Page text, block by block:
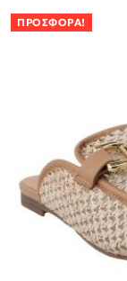
ΠΡΟΣΦΟΡΆ!